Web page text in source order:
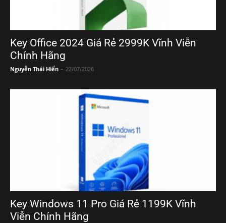
Key Office 2024 Giá Rẻ 2999K Vĩnh Viễn
Chính Hãng
Nguyễn Thái Hiển - 22/07/2026
Key Windows 11 Pro Giá Rẻ 1199K Vĩnh
Viễn Chính Hãng